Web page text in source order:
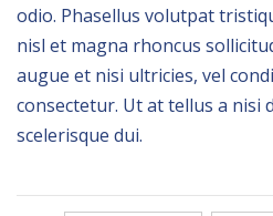
odio. Phasellus volutpat
nisl et magna rhoncus
augue et nisi ultricies, vel
consectetur. Ut at tellus a nisi
scelerisque dui.